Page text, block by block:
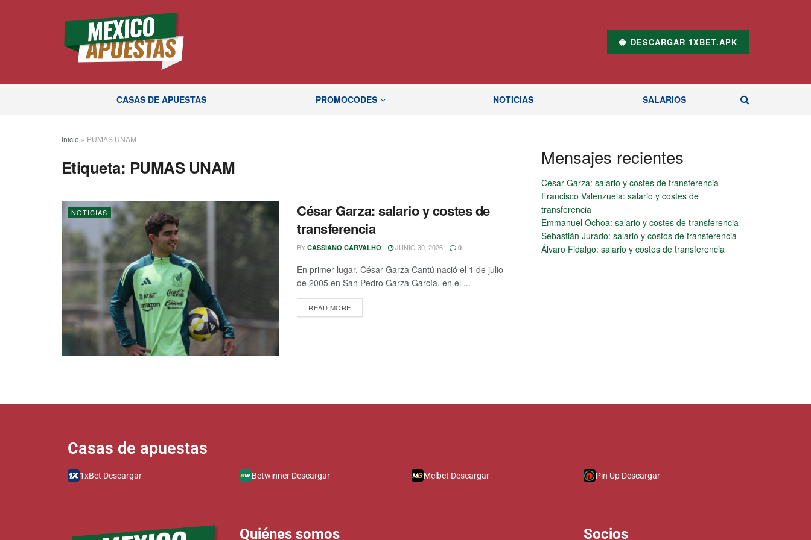
DESCARGAR 1XBET.APK
CASAS DE APUESTAS PROMOCODES NOTICIAS SALARIOS
Inicio » PUMAS UNAM
Etiqueta: PUMAS UNAM
NOTICIAS
César Garza: salario y costes de
transferencia
BY CASSIANO CARVALHO JUNIO 30, 2026 0
En primer lugar, César Garza Cantú nació el 1 de julio
de 2005 en San Pedro Garza García, en el ...
READ MORE
Mensajes recientes
César Garza: salario y costes de transferencia
Francisco Valenzuela: salario y costes de
transferencia
Emmanuel Ochoa: salario y costes de transferencia
Sebastián Jurado: salario y costos de transferencia
Álvaro Fidalgo: salario y costos de transferencia
Casas de apuestas​​​​​​​​​
1xBet Descargar Betwinner Descargar Melbet Descargar Pin Up Descargar
Quiénes somos Socios